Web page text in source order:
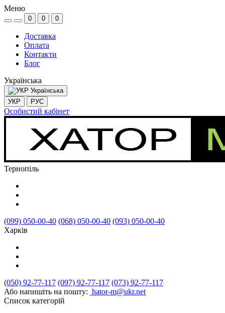
Меню
0 0 0
Доставка
Оплата
Контакти
Блог
Українська
Українська
УКР
РУС
Особистий кабінет
Тернопіль
(099) 050-00-40 (068) 050-00-40 (093) 050-00-40
Харків
(050) 92-77-117 (097) 92-77-117 (073) 92-77-117
Або напишіть на пошту: hator-m@ukr.net
Список категорій